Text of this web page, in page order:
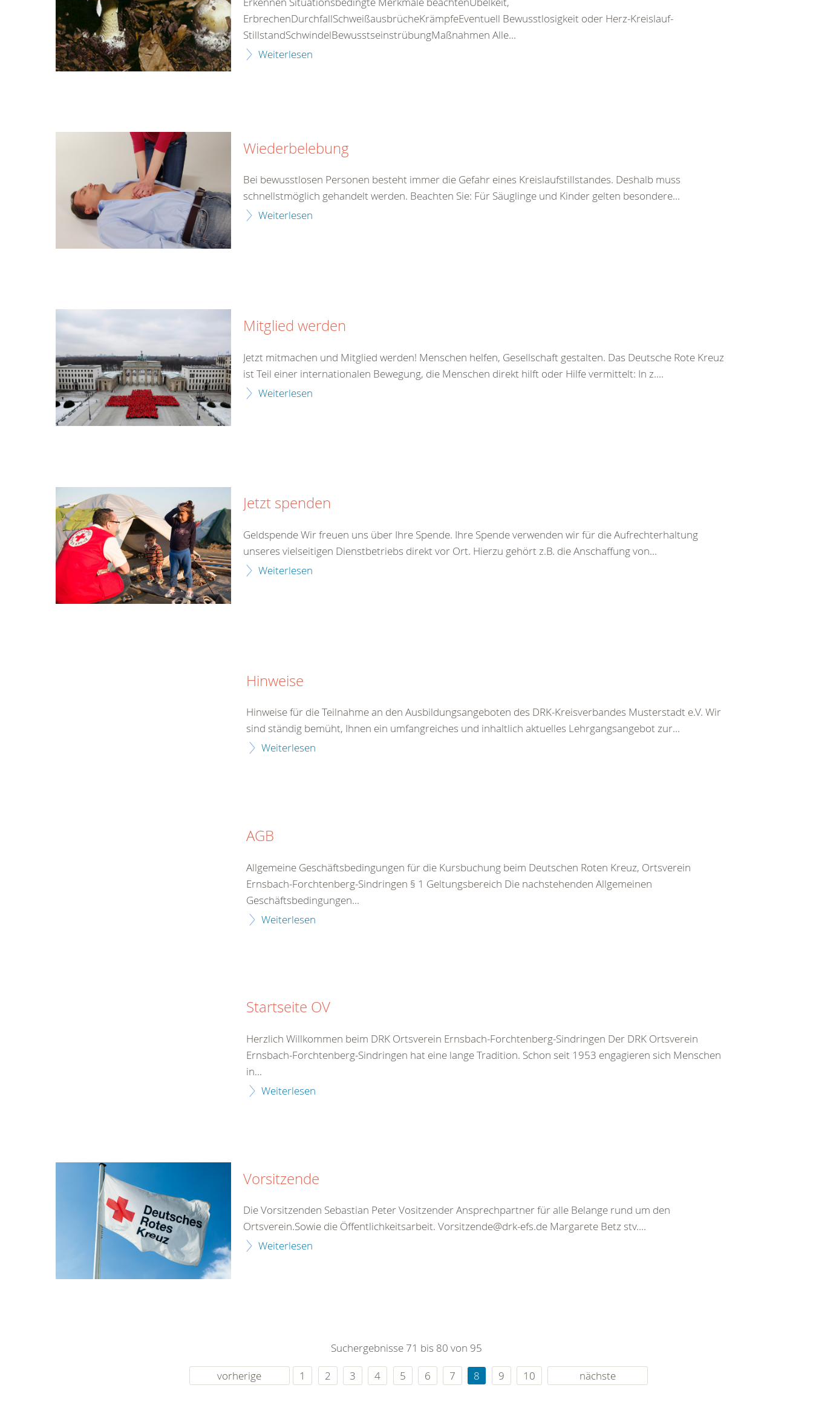
ErbrechenDurchfallSchweißausbrücheKrämpfeEventuell Bewusstlosigkeit oder Herz-Kreislauf-
StillstandSchwindelBewusstseinstrübungMaßnahmen Alle...
Weiterlesen
Wiederbelebung
Bei bewusstlosen Personen besteht immer die Gefahr eines Kreislaufstillstandes. Deshalb muss
schnellstmöglich gehandelt werden. Beachten Sie: Für Säuglinge und Kinder gelten besondere...
Weiterlesen
Mitglied werden
Jetzt mitmachen und Mitglied werden! Menschen helfen, Gesellschaft gestalten. Das Deutsche Rote Kreuz
ist Teil einer internationalen Bewegung, die Menschen direkt hilft oder Hilfe vermittelt: In z....
Weiterlesen
Jetzt spenden
Geldspende Wir freuen uns über Ihre Spende. Ihre Spende verwenden wir für die Aufrechterhaltung
unseres vielseitigen Dienstbetriebs direkt vor Ort. Hierzu gehört z.B. die Anschaffung von...
Weiterlesen
Hinweise
Hinweise für die Teilnahme an den Ausbildungsangeboten des DRK-Kreisverbandes Musterstadt e.V. Wir
sind ständig bemüht, Ihnen ein umfangreiches und inhaltlich aktuelles Lehrgangsangebot zur...
Weiterlesen
AGB
Allgemeine Geschäftsbedingungen für die Kursbuchung beim Deutschen Roten Kreuz, Ortsverein
Ernsbach-Forchtenberg-Sindringen § 1 Geltungsbereich Die nachstehenden Allgemeinen
Geschäftsbedingungen...
Weiterlesen
Startseite OV
Herzlich Willkommen beim DRK Ortsverein Ernsbach-Forchtenberg-Sindringen Der DRK Ortsverein
Ernsbach-Forchtenberg-Sindringen hat eine lange Tradition. Schon seit 1953 engagieren sich Menschen
in...
Weiterlesen
Vorsitzende
Die Vorsitzenden Sebastian Peter Vositzender Ansprechpartner für alle Belange rund um den
Ortsverein.Sowie die Öffentlichkeitsarbeit. Vorsitzende@drk-efs.de Margarete Betz stv....
Weiterlesen
Suchergebnisse 71 bis 80 von 95
vorherige
1 2 3 4 5 6 7 8 9 10 nächste